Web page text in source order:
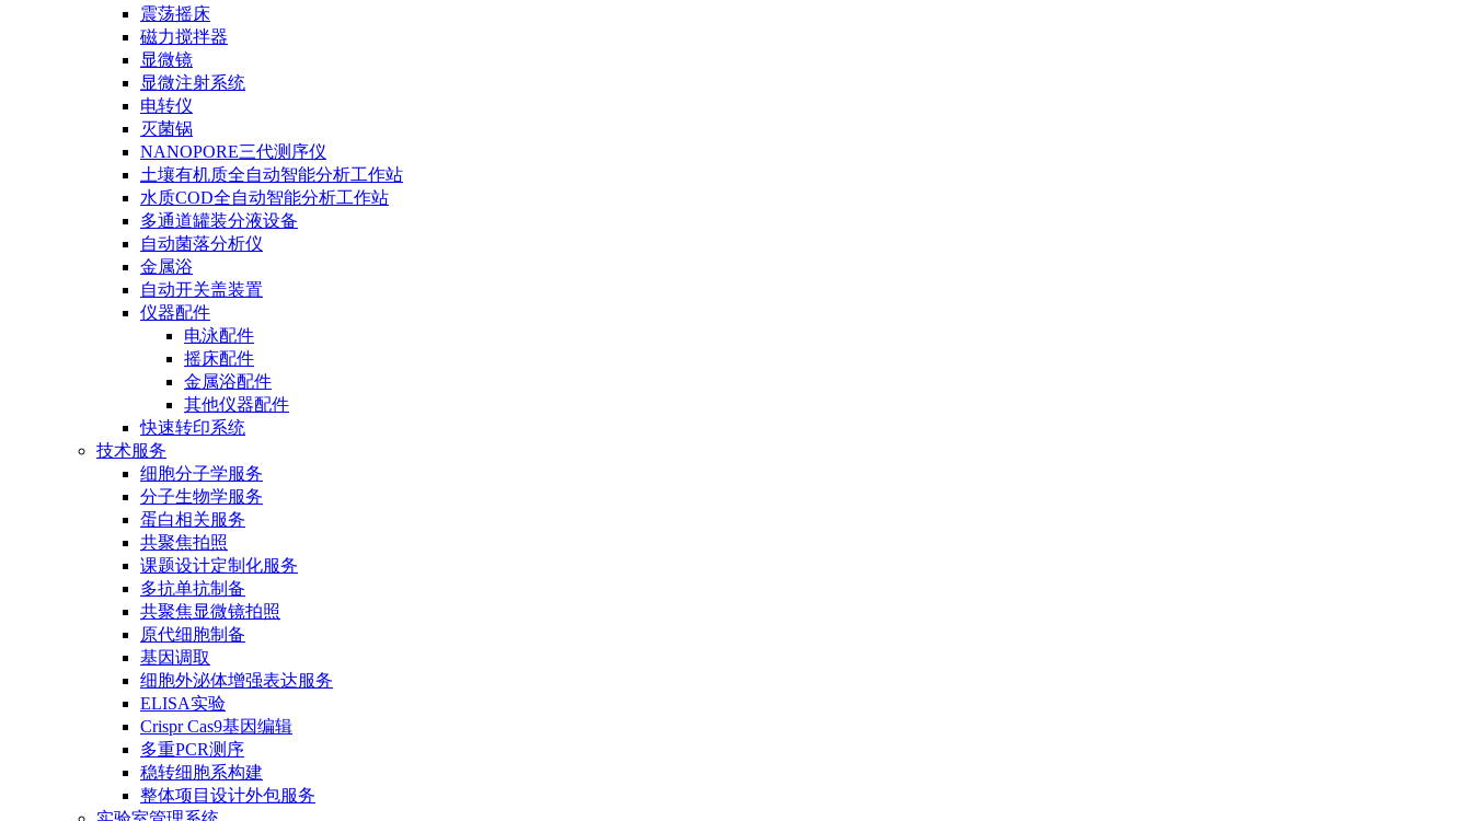
震荡摇床
磁力搅拌器
显微镜
显微注射系统
电转仪
灭菌锅
NANOPORE三代测序仪
土壤有机质全自动智能分析工作站
水质COD全自动智能分析工作站
多通道罐装分液设备
自动菌落分析仪
金属浴
自动开关盖装置
仪器配件
电泳配件
摇床配件
金属浴配件
其他仪器配件
快速转印系统
技术服务
细胞分子学服务
分子生物学服务
蛋白相关服务
共聚焦拍照
课题设计定制化服务
多抗单抗制备
共聚焦显微镜拍照
原代细胞制备
基因调取
细胞外泌体增强表达服务
ELISA实验
Crispr Cas9基因编辑
多重PCR测序
稳转细胞系构建
整体项目设计外包服务